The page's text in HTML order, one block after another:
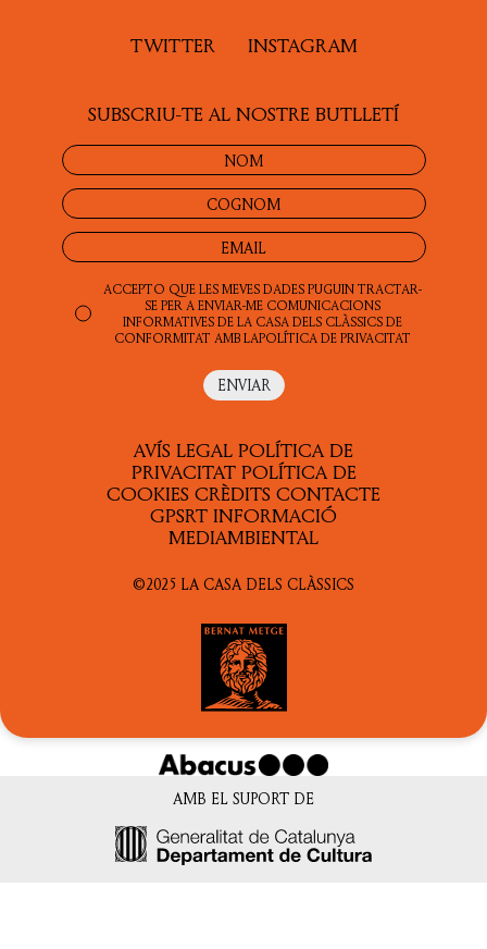
LITERATURA
PROSA
TWITTER INSTAGRAM
SUBSCRIU-TE AL NOSTRE BUTLLETÍ
ACCEPTO QUE LES MEVES DADES PUGUIN TRACTAR-
SE PER A ENVIAR-ME COMUNICACIONS
INFORMATIVES DE LA CASA DELS CLÀSSICS DE
CONFORMITAT AMB LAPOLÍTICA DE PRIVACITAT
AVÍS LEGAL POLÍTICA DE
PRIVACITAT POLÍTICA DE
COOKIES CRÈDITS CONTACTE
GPSRT INFORMACIÓ
MEDIAMBIENTAL
©2025 LA CASA DELS CLÀSSICS
AMB EL SUPORT DE